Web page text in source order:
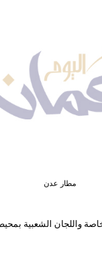
مطار عدن
واللجان الشعبية